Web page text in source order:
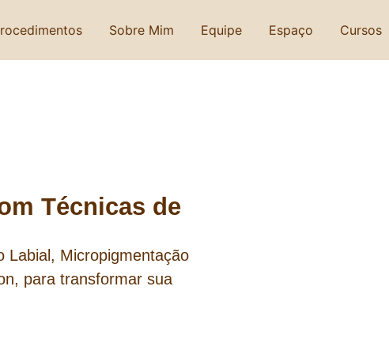
Sobre Mim Equipe Espaço Cursos
Técnicas de
Labial, Micropigmentação
para transformar sua